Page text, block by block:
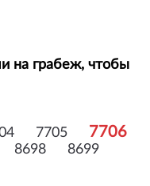
на грабеж, чтобы
7705 7706
8698 8699